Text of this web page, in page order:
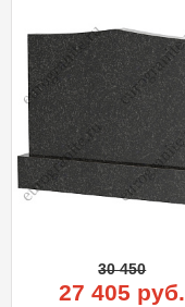
30 450
27 405 руб.